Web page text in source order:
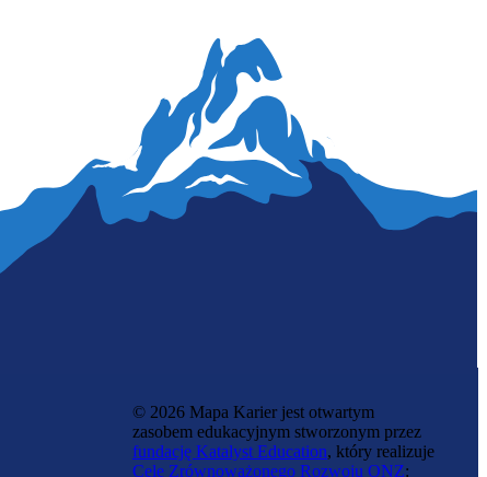
© 2026 Mapa Karier jest otwartym
zasobem edukacyjnym stworzonym przez
fundację Katalyst Education, który realizuje
Cele Zrównoważonego Rozwoju ONZ: